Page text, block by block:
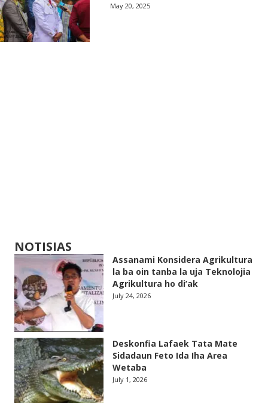
May 20, 2025
NOTISIAS
Assanami Konsidera Agrikultura
la ba oin tanba la uja Teknolojia
Agrikultura ho di’ak
July 24, 2026
Deskonfia Lafaek Tata Mate
Sidadaun Feto Ida Iha Area
Wetaba
July 1, 2026